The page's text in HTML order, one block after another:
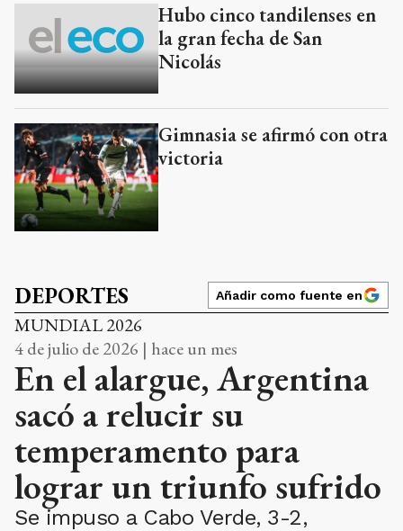
Hubo cinco tandilenses en
la gran fecha de San
Nicolás
Gimnasia se afirmó con otra
victoria
DEPORTES Añadir como fuente en
MUNDIAL 2026
4 de julio de 2026 | hace un mes
En el alargue, Argentina
sacó a relucir su
temperamento para
lograr un triunfo sufrido
Se impuso a Cabo Verde, 3-2,